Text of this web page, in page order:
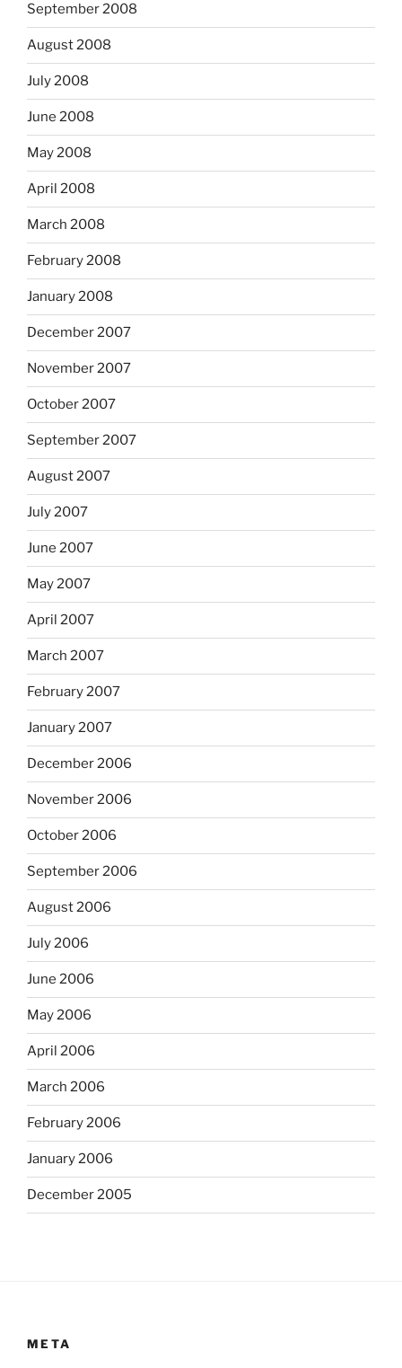
September 2008
August 2008
July 2008
June 2008
May 2008
April 2008
March 2008
February 2008
January 2008
December 2007
November 2007
October 2007
September 2007
August 2007
July 2007
June 2007
May 2007
April 2007
March 2007
February 2007
January 2007
December 2006
November 2006
October 2006
September 2006
August 2006
July 2006
June 2006
May 2006
April 2006
March 2006
February 2006
January 2006
December 2005
META